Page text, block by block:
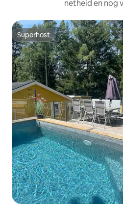
netheid en nog
Superhost
Superhost